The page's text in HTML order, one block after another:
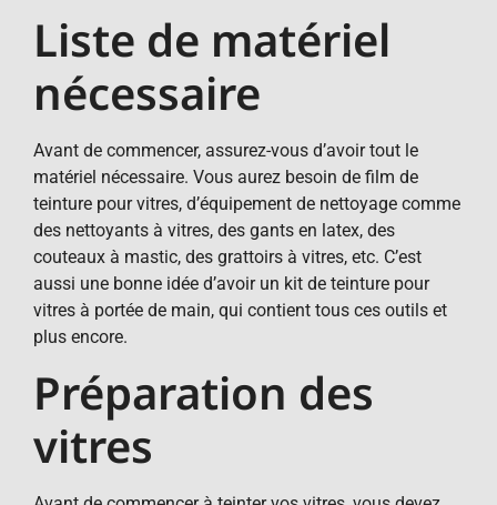
Liste de matériel
nécessaire
Avant de commencer, assurez-vous d’avoir tout le
matériel nécessaire. Vous aurez besoin de film de
teinture pour vitres, d’équipement de nettoyage comme
des nettoyants à vitres, des gants en latex, des
couteaux à mastic, des grattoirs à vitres, etc. C’est
aussi une bonne idée d’avoir un kit de teinture pour
vitres à portée de main, qui contient tous ces outils et
plus encore.
Préparation des
vitres